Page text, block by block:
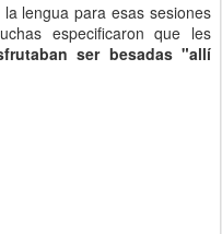
lengua para esas sesiones
especificaron que les
ser besadas "allí